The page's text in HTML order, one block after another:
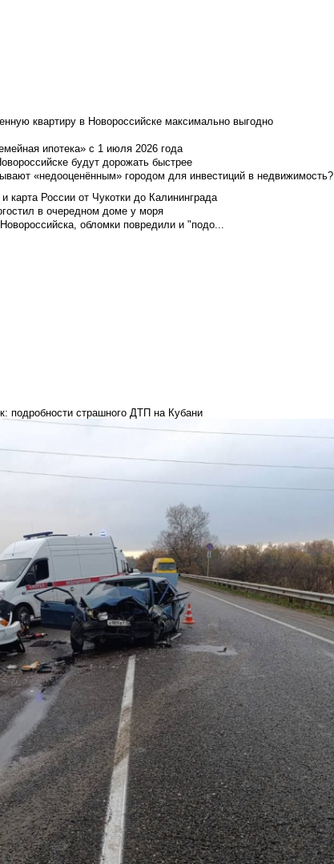
квартиру в Новороссийске максимально выгодно
ипотека» с 1 июля 2026 года
будут дорожать быстрее
«недооценённым» городом для инвестиций в недвижимость?
карта России от Чукотки до Калининграда
в очередном доме у моря
обломки повредили и "подо...
подробности страшного ДТП на Кубани